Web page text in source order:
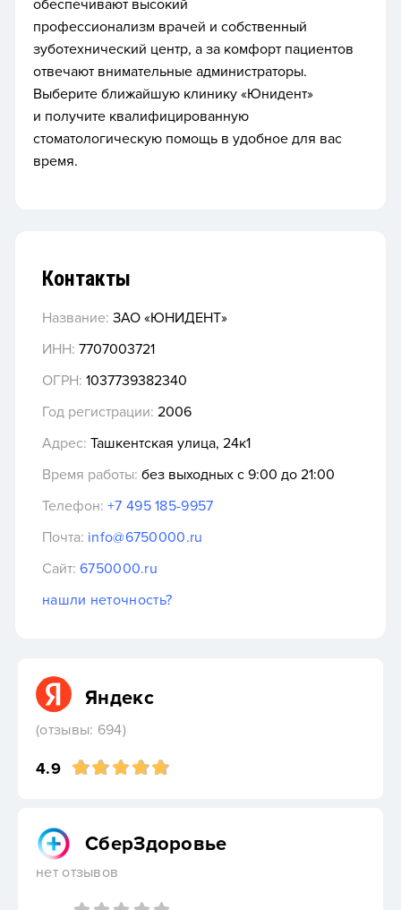
обеспечивают высокий
профессионализм врачей и собственный
зуботехнический центр, а за комфорт пациентов
отвечают внимательные администраторы.
Выберите ближайшую клинику «Юнидент»
и получите квалифицированную
стоматологическую помощь в удобное для вас
время.
Контакты
Название: ЗАО «ЮНИДЕНТ»
ИНН: 7707003721
ОГРН: 1037739382340
Год регистрации: 2006
Адрес: Ташкентская улица, 24к1
Время работы: без выходных с 9:00 до 21:00
Телефон: +7 495 185-9957
Почта: info@6750000.ru
Сайт: 6750000.ru
нашли неточность?
Яндекс
(отзывы: 694)
4.9
СберЗдоровье
нет отзывов